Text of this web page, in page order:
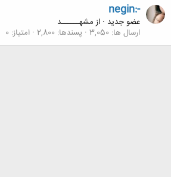
negin:-
عضو جدید · از مشهــــــد
ارسال ها 3,050 پسندها 2,800 امتیاز 0